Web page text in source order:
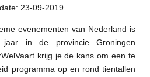
23-09-2019
evenementen van Nederland is
jaar in de provincie Groningen
krijg je de kans om een te
programma op en rond tientallen